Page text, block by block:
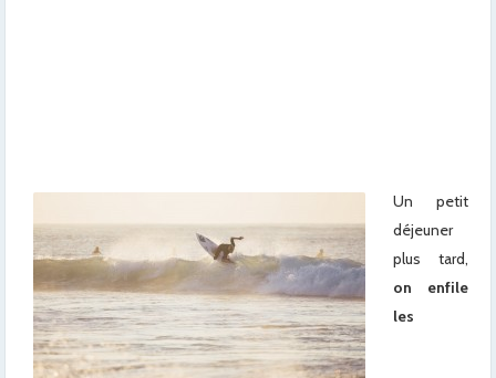
Un petit
déjeuner
plus tard,
on enfile
les